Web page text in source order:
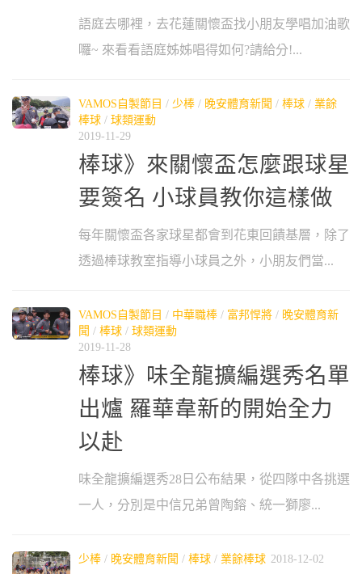
語庭去哪裡，去花蓮關懷盃找小朋友學唱加油歌
囉~ 來看看語庭姊姊唱得如何?請給分!...
VAMOS自製節目 / 少棒 / 晚安體育新聞 / 棒球 / 業餘
棒球 / 球類運動
2019-11-29
棒球》來關懷盃怎麼跟球星
要簽名 小球員教你這樣做
每年關懷盃各家球星都會到花東回饋基層，除了
透過棒球教室指導小球員之外，小朋友們當...
VAMOS自製節目 / 中華職棒 / 富邦悍將 / 晚安體育新
聞 / 棒球 / 球類運動
2019-11-28
棒球》味全龍擴編選秀名單
出爐 羅華韋新的開始全力
以赴
味全龍擴編選秀28日公布結果，從四隊中各挑選
一人，分別是中信兄弟曾陶鎔、統一獅廖...
少棒 / 晚安體育新聞 / 棒球 / 業餘棒球 2018-12-02